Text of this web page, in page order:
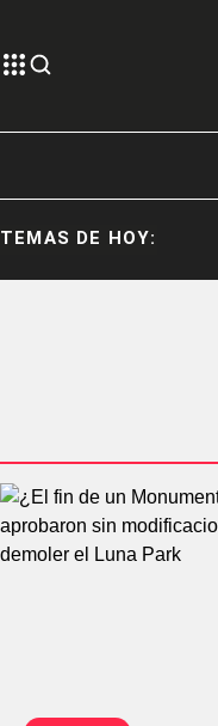
TEMAS DE HOY: